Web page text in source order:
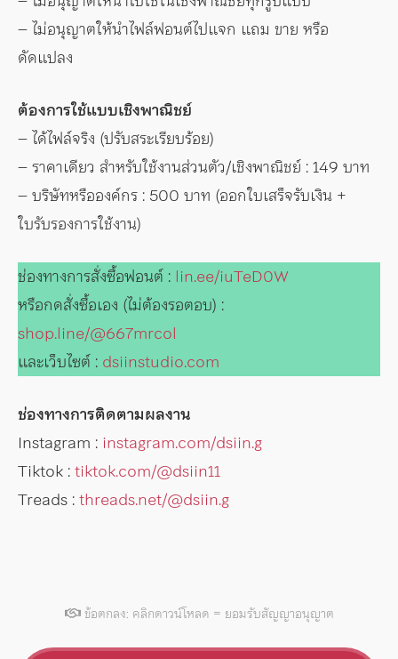
– ไม่อนุญาตให้นำไฟล์ฟอนต์ไปแจก แถม ขาย หรือ
ดัดแปลง
ต้องการใช้แบบเชิงพาณิชย์
– ได้ไฟล์จริง (ปรับสระเรียบร้อย)
– ราคาเดียว สำหรับใช้งานส่วนตัว/เชิงพาณิชย์ : 149 บาท
– บริษัทหรือองค์กร : 500 บาท (ออกใบเสร็จรับเงิน +
ใบรับรองการใช้งาน)
ช่องทางการสั่งซื้อฟอนต์ : lin.ee/iuTeD0W
หรือกดสั่งซื้อเอง (ไม่ต้องรอตอบ) :
shop.line/@667mrcol
และเว็บไซต์ : dsiinstudio.com
ช่องทางการติดตามผลงาน
Instagram : instagram.com/dsiin.g
Tiktok :tiktok.com/@dsiin11
Treads :threads.net/@dsiin.g
ข้อตกลง: คลิกดาวน์โหลด = ยอมรับสัญญาอนุญาต